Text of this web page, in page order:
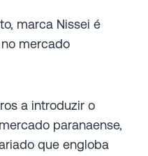
marca Nissei é
mercado
a introduzir o
paranaense,
que engloba